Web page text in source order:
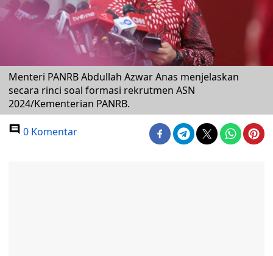
Menteri PANRB Abdullah Azwar Anas menjelaskan
secara rinci soal formasi rekrutmen ASN
2024/Kementerian PANRB.
0 Komentar